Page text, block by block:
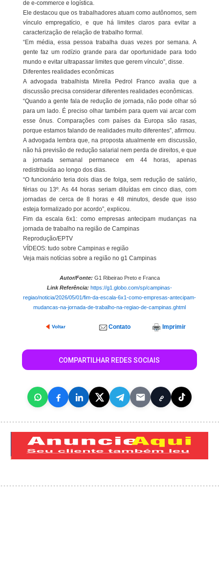
de e-commerce e logística.
Ele destacou que os trabalhadores atuam como autônomos, sem
vínculo empregatício, e que há limites claros para evitar a
caracterização de relação de trabalho formal.
“Em média, essa pessoa trabalha duas vezes por semana. A
gente faz um rodízio grande para dar oportunidade para todo
mundo e evitar ultrapassar limites que gerem vínculo”, disse.
Diferentes realidades econômicas
A advogada trabalhista Mirella Pedrol Franco avalia que a
discussão precisa considerar diferentes realidades econômicas.
“Quando a gente fala de redução de jornada, não pode olhar só
para um lado. É preciso olhar também para quem vai arcar com
esse ônus. Comparações com países da Europa são rasas,
porque estamos falando de realidades muito diferentes”, afirmou.
A advogada lembra que, na proposta atualmente em discussão,
não há previsão de redução salarial nem perda de direitos, e que
a jornada semanal permanece em 44 horas, apenas
redistribuída ao longo dos dias.
“O funcionário teria dois dias de folga, sem redução de salário,
férias ou 13º. As 44 horas seriam diluídas em cinco dias, com
jornadas de cerca de 8 horas e 48 minutos, desde que isso
esteja formalizado por acordo”, explicou.
Fim da escala 6x1: como empresas antecipam mudanças na
jornada de trabalho na região de Campinas
Reprodução/EPTV
VÍDEOS: tudo sobre Campinas e região
Veja mais notícias sobre a região no g1 Campinas
Autor/Fonte: G1 Ribeirao Preto e Franca
Link Referência: https://g1.globo.com/sp/campinas-
regiao/noticia/2026/05/01/fim-da-escala-6x1-como-empresas-antecipam-
mudancas-na-jornada-de-trabalho-na-regiao-de-campinas.ghtml
Voltar Contato Imprimir
COMPARTILHAR REDES SOCIAIS